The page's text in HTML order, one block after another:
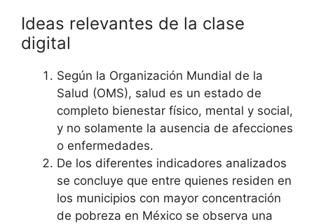
Ideas relevantes de la clase
digital
Según la Organización Mundial de la
Salud (OMS), salud es un estado de
completo bienestar físico, mental y social,
y no solamente la ausencia de afecciones
o enfermedades.
De los diferentes indicadores analizados
se concluye que entre quienes residen en
los municipios con mayor concentración
de pobreza en México se observa una